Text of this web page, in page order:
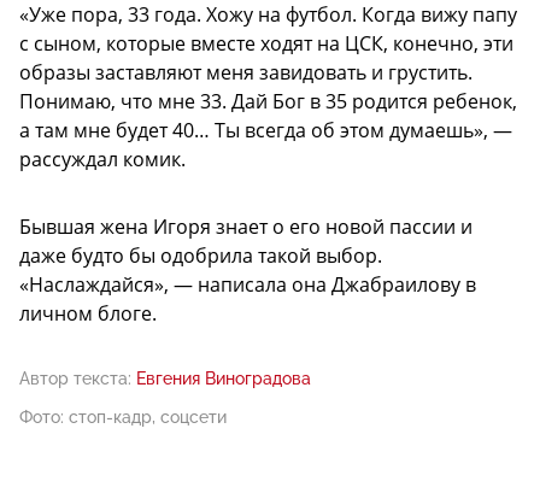
«Уже пора, 33 года. Хожу на футбол. Когда вижу папу
с сыном, которые вместе ходят на ЦСК, конечно, эти
образы заставляют меня завидовать и грустить.
Понимаю, что мне 33. Дай Бог в 35 родится ребенок,
а там мне будет 40… Ты всегда об этом думаешь», —
рассуждал комик.
Бывшая жена Игоря знает о его новой пассии и
даже будто бы одобрила такой выбор.
«Наслаждайся», — написала она Джабраилову в
личном блоге.
Автор текста: Евгения Виноградова
Фото: стоп-кадр, соцсети